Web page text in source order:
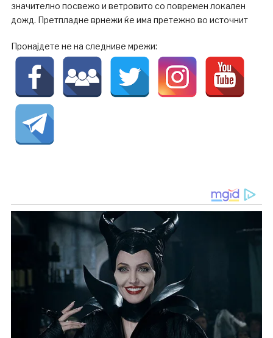
значително посвежо и ветровито со повремен локален
дожд. Претпладне врнежи ќе има претежно во источнит
Пронајдете не на следниве мрежи: